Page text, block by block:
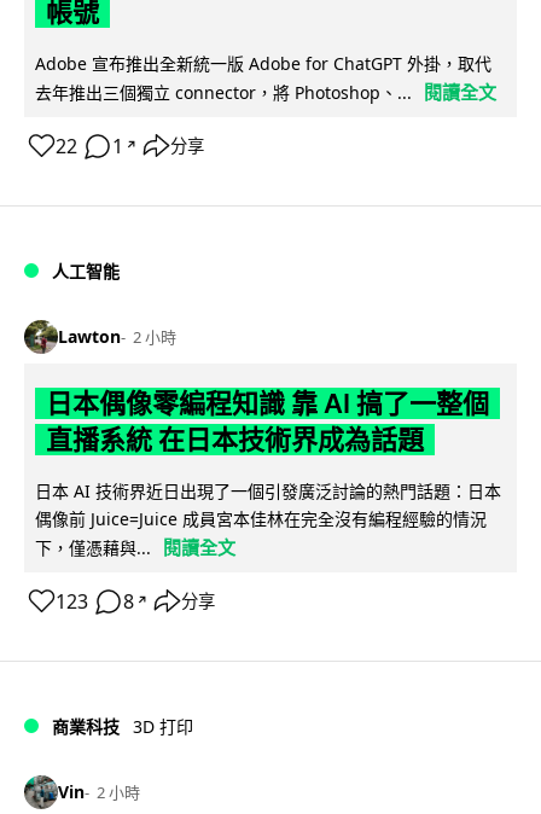
帳號
Adobe 宣布推出全新統一版 Adobe for ChatGPT 外掛，取代
去年推出三個獨立 connector，將 Photoshop、...
閱讀全文
22 1 ↗ 分享
人工智能
Lawton 2 小時
日本偶像零編程知識 靠 AI 搞了一整個
直播系統 在日本技術界成為話題
日本 AI 技術界近日出現了一個引發廣泛討論的熱門話題：日本
偶像前 Juice=Juice 成員宮本佳林在完全沒有編程經驗的情況
下，僅憑藉與...
閱讀全文
123 8 ↗ 分享
商業科技 3D 打印
Vin 2 小時